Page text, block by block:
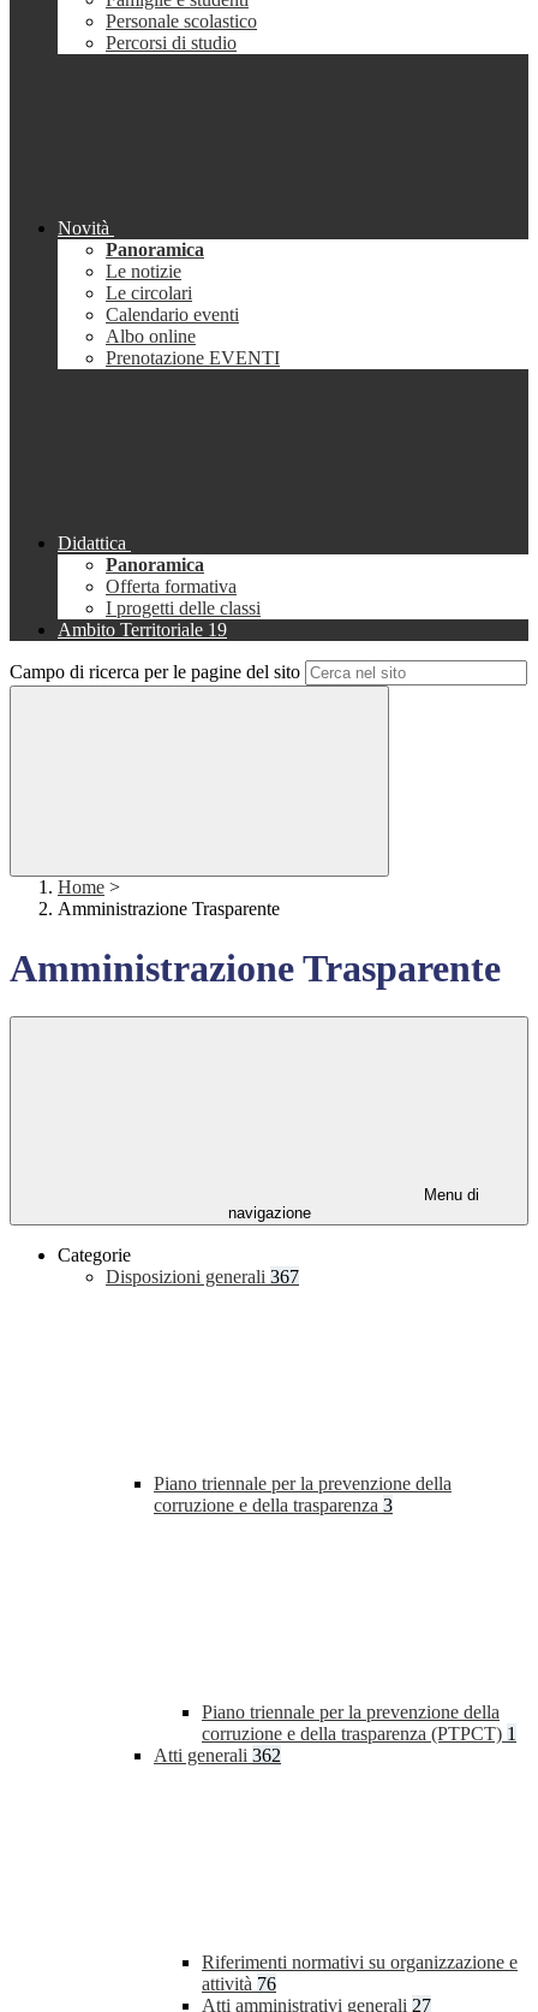
Personale scolastico
Percorsi di studio
Novità
Panoramica
Le notizie
Le circolari
Calendario eventi
Albo online
Prenotazione EVENTI
Didattica
Panoramica
Offerta formativa
I progetti delle classi
Ambito Territoriale 19
Campo di ricerca per le pagine del sito
Home >
Amministrazione Trasparente
Amministrazione Trasparente
Menu di
navigazione
Categorie
Disposizioni generali 367
Piano triennale per la prevenzione della
corruzione e della trasparenza 3
Piano triennale per la prevenzione della
corruzione e della trasparenza (PTPCT) 1
Atti generali 362
Riferimenti normativi su organizzazione e
attività 76
Atti amministrativi generali 27